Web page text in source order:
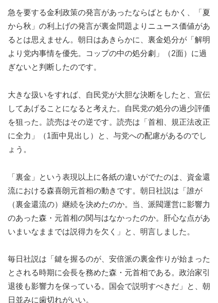
急を要する金利政策の発言があったならばともかく、「夏
から秋」の利上げの発言が裏金問題よりニュース価値があ
るとは思えません。朝日はあきらかに、裏金処分が「解明
より党内事情を優先。コップの中の処分劇」（2面）に過
ぎないと判断したのです。
大きな扱いをすれば、自民党が大胆な決断をしたと、宣伝
してあげることになると考えた。自民党の処分の過少評価
を狙った。読売はその逆です。読売は「首相、規正法改正
に全力」（1面中見出し）と、与党への配慮があるのでし
ょう。
「裏金」という表現以上に各紙の違いがでたのは、資金還
流における森喜朗元首相の動きです。朝日社説は「誰が
（裏金還流の）継続を決めたのか。当、派閥運営に影響力
のあった森・元首相の関与はなかったのか。肝心な点があ
いまいなままでは説得力を欠く」と、明言しました。
毎日社説は「鍵を握るのが、安倍派の裏金作りが始まった
とされる時期に会長を務めた森・元首相である。政治家引
退後も影響力を保っている。国会で説明すべきだ」と、朝
日並みに歯切れがいい。